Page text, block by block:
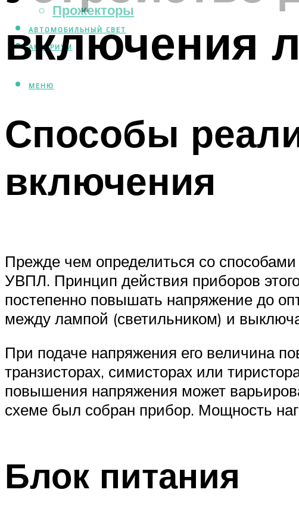
Прожекторы
АВТОМОБИЛЬНЫЙ СВЕТ
АКВАРИУМ
МЕНЮ
включения
Способы
включения
Прежде чем определиться со
УВПЛ. Принцип действия приборов
постепенно повышать напряжение до
между лампой (светильником) и
При подаче напряжения его величина
транзисторах, симисторах или
повышения напряжения может
схеме был собран прибор. Мощность
Блок питания